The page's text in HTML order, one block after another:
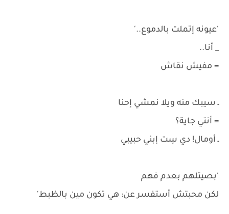
'عيونه إتملت بالدموع..'
_ أنا..
= مفيش نقاش
ـ سيبك منه ويلا نمشي إحنا
= أنتي جاية؟
ـ أومال! دي سِت إبني حبيبي
'بصيتلهم بعدم فهم
لكن محبتش أستفسر عن: هي تكون مين بالظبط'